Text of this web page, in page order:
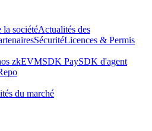
la sociétéActualités des
SécuritéLicences & Permis
zkEVMSDK PaySDK d'agent
du marché